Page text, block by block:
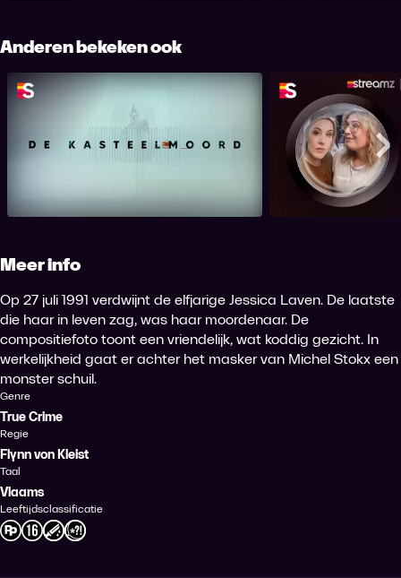
Anderen bekeken ook
De Kasteelmoord de
Meer info
Op 27 juli 1991 verdwijnt de elfjarige Jessica Laven. De laatste
die haar in leven zag, was haar moordenaar. De
compositiefoto toont een vriendelijk, wat koddig gezicht. In
werkelijkheid gaat er achter het masker van Michel Stokx een
monster schuil.
Genre
True Crime
Regie
Flynn von Kleist
Taal
Vlaams
Leeftijdsclassificatie